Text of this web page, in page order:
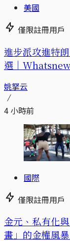
美國
僅限註冊用戶
進步派攻進特
選｜
姚拏云
4 小時前
國際
僅限註冊用戶
金元、私有化
畫」的金權風